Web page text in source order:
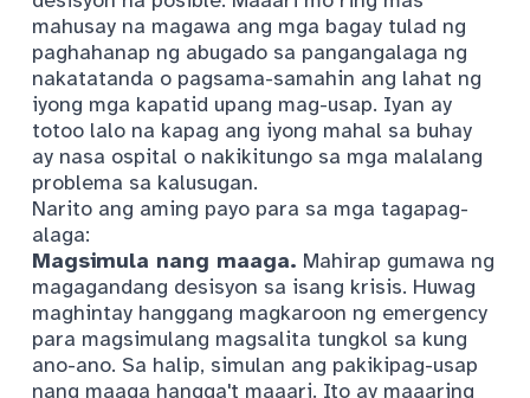
mahusay na magawa ang mga bagay tulad ng
paghahanap ng abugado sa pangangalaga ng
nakatatanda o pagsama-samahin ang lahat ng
iyong mga kapatid upang mag-usap. Iyan ay
totoo lalo na kapag ang iyong mahal sa buhay
ay nasa ospital o nakikitungo sa mga malalang
problema sa kalusugan.
Narito ang aming payo para sa mga tagapag-
alaga:
Magsimula nang maaga. Mahirap gumawa ng
magagandang desisyon sa isang krisis. Huwag
maghintay hanggang magkaroon ng emergency
para magsimulang magsalita tungkol sa kung
ano-ano. Sa halip, simulan ang pakikipag-usap
nang maaga hangga't maaari. Ito ay maaaring